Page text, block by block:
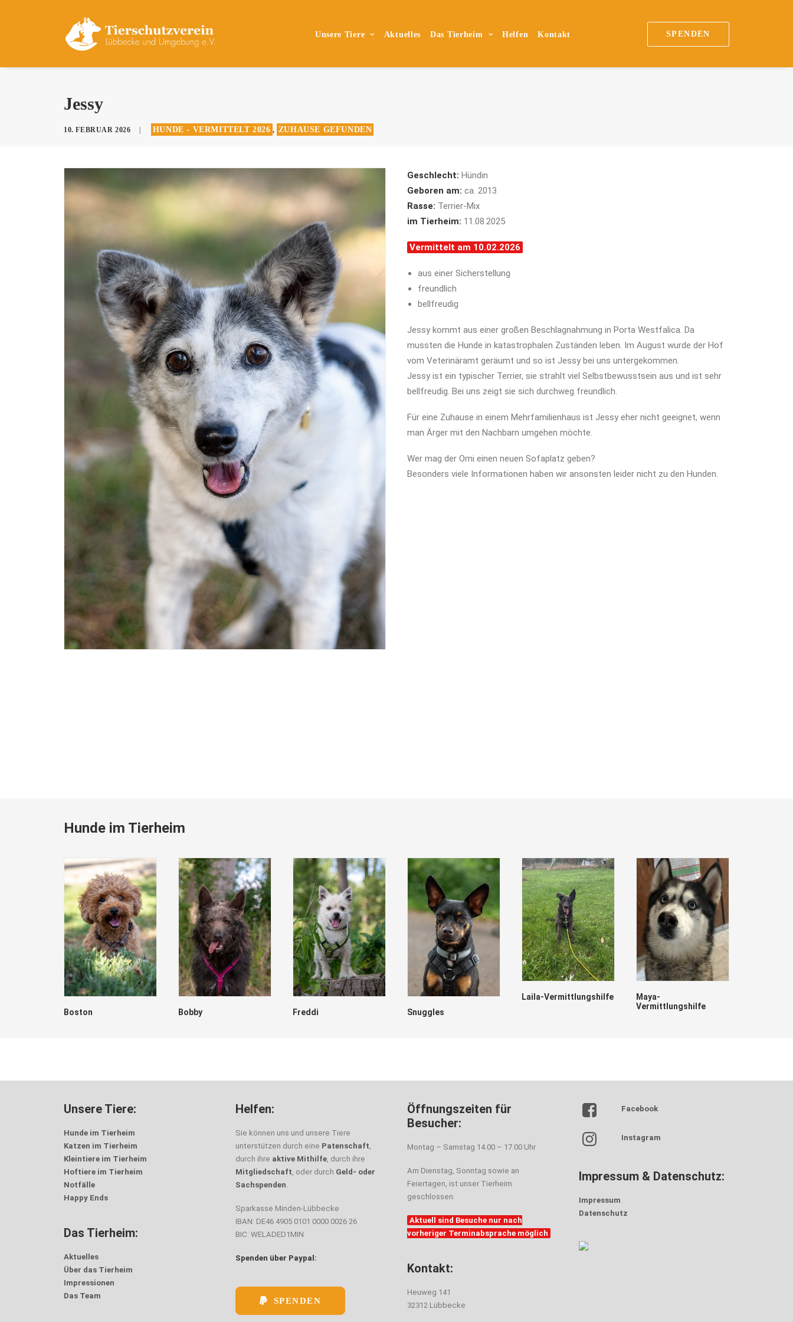
Unsere Tiere Aktuelles Das Tierheim Helfen Kontakt SPENDEN
Jessy
10. FEBRUAR 2026 HUNDE - VERMITTELT 2026 , ZUHAUSE GEFUNDEN
Geschlecht: Hündin
Geboren am: ca. 2013
Rasse: Terrier-Mix
im Tierheim: 11.08.2025
Vermittelt am 10.02.2026
aus einer Sicherstellung
freundlich
bellfreudig
Jessy kommt aus einer großen Beschlagnahmung in Porta Westfalica. Da
mussten die Hunde in katastrophalen Zuständen leben. Im August wurde der Hof
vom Veterinäramt geräumt und so ist Jessy bei uns untergekommen.
Jessy ist ein typischer Terrier, sie strahlt viel Selbstbewusstsein aus und ist sehr
bellfreudig. Bei uns zeigt sie sich durchweg freundlich.
Für eine Zuhause in einem Mehrfamilienhaus ist Jessy eher nicht geeignet, wenn
man Ärger mit den Nachbarn umgehen möchte.
Wer mag der Omi einen neuen Sofaplatz geben?
Besonders viele Informationen haben wir ansonsten leider nicht zu den Hunden.
Hunde im Tierheim
Boston Bobby Freddi Snuggles
Laila-Vermittlungshilfe
Maya-
Vermittlungshilfe
Unsere Tiere:
Hunde im Tierheim
Katzen im Tierheim
Kleintiere im Tierheim
Hoftiere im Tierheim
Notfälle
Happy Ends
Das Tierheim:
Aktuelles
Über das Tierheim
Impressionen
Das Team
Helfen:
Sie können uns und unsere Tiere
unterstützen durch eine Patenschaft,
durch ihre aktive Mithilfe, durch ihre
Mitgliedschaft, oder durch Geld- oder
Sachspenden.
Sparkasse Minden-Lübbecke
IBAN: DE46 4905 0101 0000 0026 26
BIC: WELADED1MIN
Spenden über Paypal:
SPENDEN
Öffnungszeiten für
Besucher:
Montag – Samstag 14.00 – 17.00 Uhr
Am Dienstag, Sonntag sowie an
Feiertagen, ist unser Tierheim
geschlossen.
Aktuell sind Besuche nur nach
vorheriger Terminabsprache möglich
Kontakt:
Heuweg 141
32312 Lübbecke
Facebook
Instagram
Impressum & Datenschutz:
Impressum
Datenschutz